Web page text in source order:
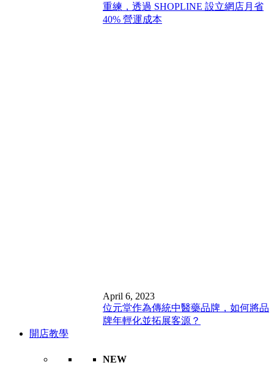
重練，透過 SHOPLINE 設立網店月省
40% 營運成本
April 6, 2023
位元堂作為傳統中醫藥品牌，如何將品
牌年輕化並拓展客源？
開店教學
NEW